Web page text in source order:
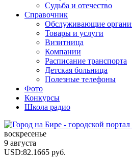
Судьба и отечество
Справочник
Обслуживающие
Товары и услуги
Визитница
Компании
Расписание транспорта
Детская больница
Полезные телефоны
Фото
Конкурсы
Школа радио
воскресенье
9 августа
USD:82.1665 руб.